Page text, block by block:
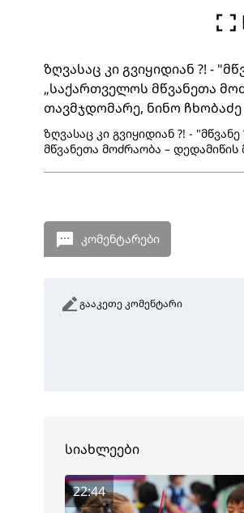
ზღვასაც კი გვიყიდიან ?! -
„საქართველოს მწვანეთა
თავმჯდომარე, ნინო ჩხობაძე
ზღვასაც კი გვიყიდიან ?! -
მწვანეთა მოძრაობა – დედამიწის
კომენტარები
გააკეთე კომენტარი
სიახლეები
22:44